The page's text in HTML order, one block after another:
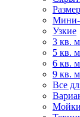
Размер
Мини-
Узкие
3 кв.
5 кв.
6 кв.
9 кв.
Все
Мойки